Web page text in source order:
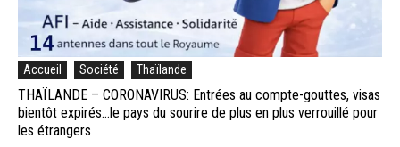
Accueil Société Thaïlande
THAÏLANDE – CORONAVIRUS: Entrées au compte-gouttes, visas
bientôt expirés…le pays du sourire de plus en plus verrouillé pour
les étrangers